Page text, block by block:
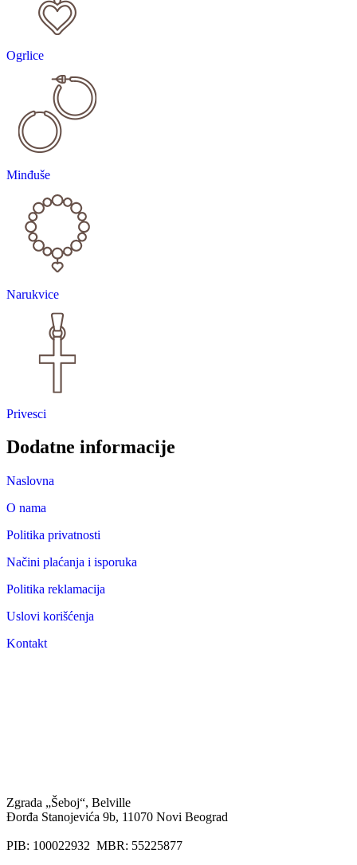
Ogrlice
Minđuše
Narukvice
Privesci
Dodatne informacije
Naslovna
O nama
Politika privatnosti
Načini plaćanja i isporuka
Politika reklamacija
Uslovi korišćenja
Kontakt
Zgrada „Šeboj“, Belville
Đorđa Stanojevića 9b, 11070 Novi Beograd
PIB: 100022932 MBR: 55225877